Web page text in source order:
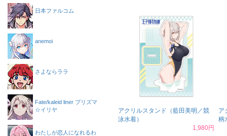
アクリルスタンド（藍田美明／競
泳水着）
1,980円
ア
柄
日本ファルコム
anemoi
さよならララ
Fate/kaleid liner プリズマ
☆イリヤ
わたしが恋人になれるわ